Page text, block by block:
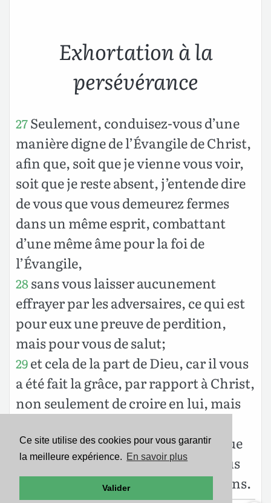
Ce site utilise des cookies pour vous garantir
la meilleure expérience. En savoir plus
Valider
Exhortation à la
persévérance
27Seulement, conduisez-vous d’une
manière digne de l’Évangile de Christ,
afin que, soit que je vienne vous voir,
soit que je reste absent, j’entende dire
de vous que vous demeurez fermes
dans un même esprit, combattant
d’une même âme pour la foi de
l’Évangile,
28sans vous laisser aucunement
effrayer par les adversaires, ce qui est
pour eux une preuve de perdition,
mais pour vous de salut;
29et cela de la part de Dieu, car il vous
a été fait la grâce, par rapport à Christ,
non seulement de croire en lui, mais
30en soutenant le même combat que
vous m’avez vu soutenir, et que vous
apprenez maintenant que je soutiens.